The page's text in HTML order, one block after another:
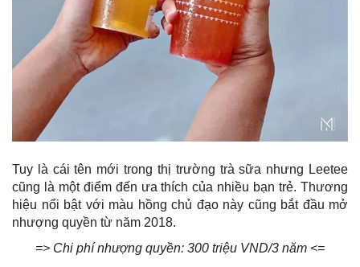
Tuy là cái tên mới trong thị trường trà sữa nhưng Leetee
cũng là một điểm đến ưa thích của nhiều bạn trẻ. Thương
hiệu nổi bật với màu hồng chủ đạo này cũng bắt đầu mở
nhượng quyền từ năm 2018.
=> Chi phí nhượng quyền: 300 triệu VND/3 năm <=